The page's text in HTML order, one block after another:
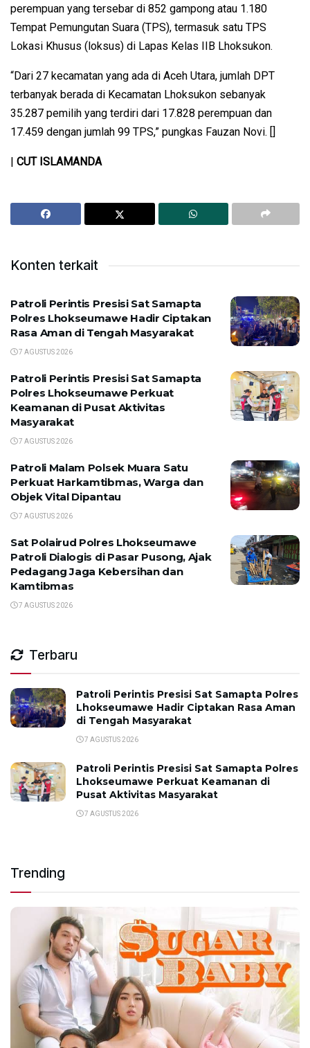
perempuan yang tersebar di 852 gampong atau 1.180
Tempat Pemungutan Suara (TPS), termasuk satu TPS
Lokasi Khusus (loksus) di Lapas Kelas IIB Lhoksukon.
“Dari 27 kecamatan yang ada di Aceh Utara, jumlah DPT
terbanyak berada di Kecamatan Lhoksukon sebanyak
35.287 pemilih yang terdiri dari 17.828 perempuan dan
17.459 dengan jumlah 99 TPS,” pungkas Fauzan Novi. []
| CUT ISLAMANDA
Konten terkait
Patroli Perintis Presisi Sat Samapta
Polres Lhokseumawe Hadir Ciptakan
Rasa Aman di Tengah Masyarakat
7 AGUSTUS 2026
Patroli Perintis Presisi Sat Samapta
Polres Lhokseumawe Perkuat
Keamanan di Pusat Aktivitas
Masyarakat
7 AGUSTUS 2026
Patroli Malam Polsek Muara Satu
Perkuat Harkamtibmas, Warga dan
Objek Vital Dipantau
7 AGUSTUS 2026
Sat Polairud Polres Lhokseumawe
Patroli Dialogis di Pasar Pusong, Ajak
Pedagang Jaga Kebersihan dan
Kamtibmas
7 AGUSTUS 2026
Terbaru
Patroli Perintis Presisi Sat Samapta Polres
Lhokseumawe Hadir Ciptakan Rasa Aman
di Tengah Masyarakat
7 AGUSTUS 2026
Patroli Perintis Presisi Sat Samapta Polres
Lhokseumawe Perkuat Keamanan di
Pusat Aktivitas Masyarakat
7 AGUSTUS 2026
Trending